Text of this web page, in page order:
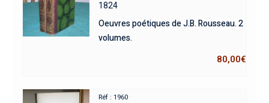
1824
Oeuvres poétiques de J.B. Rousseau. 2
volumes.
80,00€
Réf : 1960